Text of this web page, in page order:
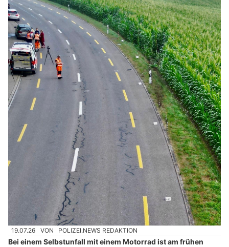
19.07.26 VON POLIZEI.NEWS REDAKTION
Bei einem Selbstunfall mit einem Motorrad ist am frühen